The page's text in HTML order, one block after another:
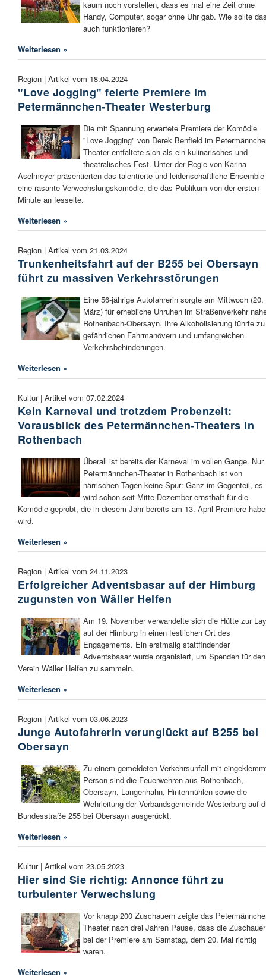
kaum noch vorstellen, dass es mal eine Zeit ohne
Handy, Computer, sogar ohne Uhr gab. Wie sollte
auch funktionieren?
Weiterlesen »
Region | Artikel vom 18.04.2024
"Love Jogging" feierte Premiere im
Petermännchen-Theater Westerburg
Die mit Spannung erwartete Premiere der Komödie
"Love Jogging" von Derek Benfield im
Theater entfaltete sich als ein kulinarisches und
theatralisches Fest. Unter der Regie von Karina
Aselmeyer präsentierten das talentierte und leidenschaftliche Ensemble
eine rasante Verwechslungskomödie, die das Publikum von der ersten
Minute an fesselte.
Weiterlesen »
Region | Artikel vom 21.03.2024
Trunkenheitsfahrt auf der B255 bei Obersayn
führt zu massiven Verkehrsstörungen
Eine 56-jährige Autofahrerin sorgte am Mittwoch (20.
März) für erhebliche Unruhen im Straßenverkehr
Rothenbach-Obersayn. Ihre Alkoholisierung führte zu
gefährlichen Fahrmanövern und umfangreichen
Verkehrsbehinderungen.
Weiterlesen »
Kultur | Artikel vom 07.02.2024
Kein Karneval und trotzdem Probenzeit:
Vorausblick des Petermännchen-Theaters in
Rothenbach
Überall ist bereits der Karneval im vollen Gange. Nur
Petermännchen-Theater in Rothenbach ist von
närrischen Tagen keine Spur: Ganz im Gegenteil, es
wird schon seit Mitte Dezember ernsthaft für die
Komödie geprobt, die in diesem Jahr bereits am 13. April Premiere
wird.
Weiterlesen »
Region | Artikel vom 24.11.2023
Erfolgreicher Adventsbasar auf der Himburg
zugunsten von Wäller Helfen
Am 19. November verwandelte sich die Hütte zur Lay
auf der Himburg in einen festlichen Ort des
Engagements. Ein erstmalig stattfindender
Adventsbasar wurde organisiert, um Spenden für den
Verein Wäller Helfen zu sammeln.
Weiterlesen »
Region | Artikel vom 03.06.2023
Junge Autofahrerin verunglückt auf B255 bei
Obersayn
Zu einem gemeldeten Verkehrsunfall mit
Person sind die Feuerwehren aus Rothenbach,
Obersayn, Langenhahn, Hintermühlen sowie die
Wehrleitung der Verbandsgemeinde Westerburg auf
Bundesstraße 255 bei Obersayn ausgerückt.
Weiterlesen »
Kultur | Artikel vom 23.05.2023
Hier sind Sie richtig: Annonce führt zu
turbulenter Verwechslung
Vor knapp 200 Zuschauern zeigte das
Theater nach drei Jahren Pause, dass die Zuschauer
bei der Premiere am Samstag, dem 20. Mai richtig
waren.
Weiterlesen »